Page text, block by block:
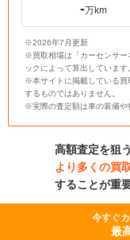
-万km
※2026年7月更新
※買取相場は「カーセンサー
ックによって算出しています
※本サイトに掲載している買
するものではありません。
※実際の査定額は車の装備や
高額査定を狙
より多くの買
することが重
今すぐ
最